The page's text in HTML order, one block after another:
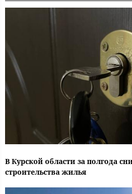
В Курской области за полгода
строительства жилья